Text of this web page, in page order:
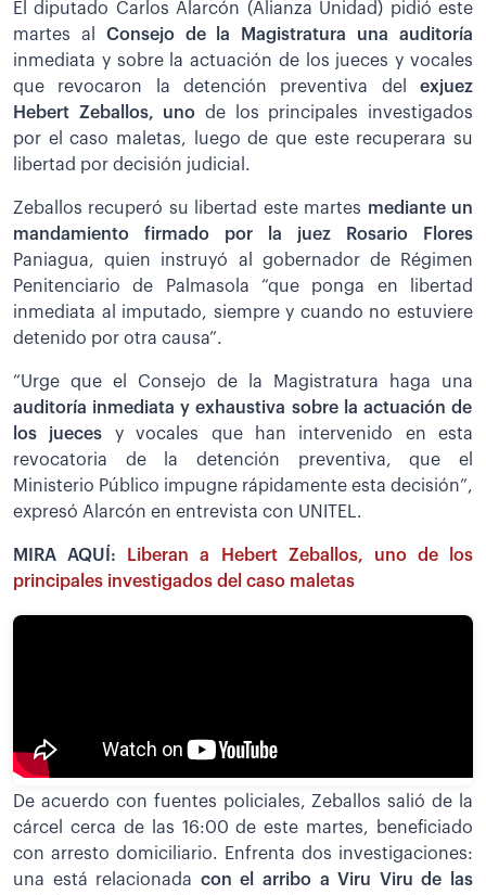
El diputado Carlos Alarcón (Alianza Unidad) pidió este
martes al Consejo de la Magistratura una auditoría
inmediata y sobre la actuación de los jueces y vocales
que revocaron la detención preventiva del exjuez
Hebert Zeballos, uno de los principales investigados
por el caso maletas, luego de que este recuperara su
libertad por decisión judicial.
Zeballos recuperó su libertad este martes mediante un
mandamiento firmado por la juez Rosario Flores
Paniagua, quien instruyó al gobernador de Régimen
Penitenciario de Palmasola “que ponga en libertad
inmediata al imputado, siempre y cuando no estuviere
detenido por otra causa”.
“Urge que el Consejo de la Magistratura haga una
auditoría inmediata y exhaustiva sobre la actuación de
los jueces y vocales que han intervenido en esta
revocatoria de la detención preventiva, que el
Ministerio Público impugne rápidamente esta decisión”,
expresó Alarcón en entrevista con UNITEL.
MIRA AQUÍ:
Liberan a Hebert Zeballos, uno de los
principales investigados del caso maletas
De acuerdo con fuentes policiales, Zeballos salió de la
cárcel cerca de las 16:00 de este martes, beneficiado
con arresto domiciliario. Enfrenta dos investigaciones:
una está relacionada con el arribo a Viru Viru de las